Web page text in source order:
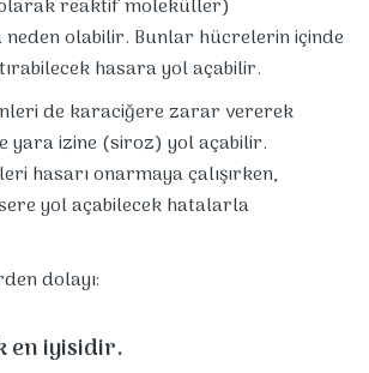
reaktif moleküller)
olabilir. Bunlar hücrelerin içinde
hasara yol açabilir.
de karaciğere zarar vererek
yara izine (siroz) yol açabilir.
hasarı onarmaya çalışırken,
yol açabilecek hatalarla
dolayı:
en iyisidir.